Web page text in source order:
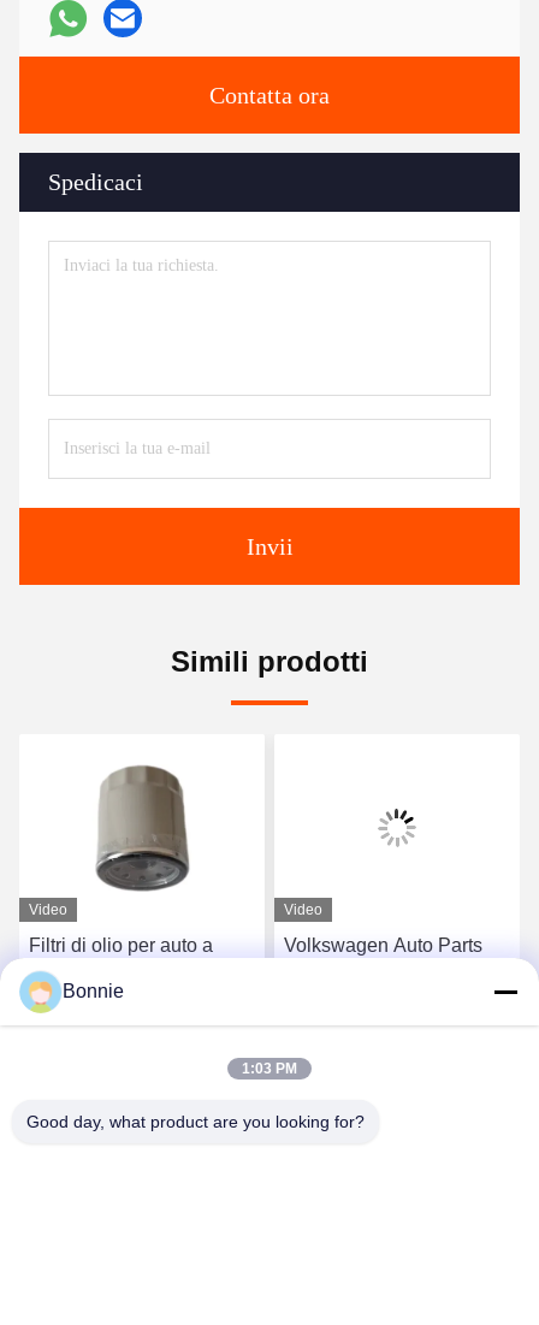
Contatta ora
Spedicaci
Invii
Simili prodotti
Video
Filtri di olio per auto a
combustibile durevole per
Mercedes-Benz Porsche
15208-657-00
Ottieni il miglior prezzo
Video
Volkswagen Auto Parts
10-14-30L
Bonnie
1:03 PM
Good day, what product are you looking for?